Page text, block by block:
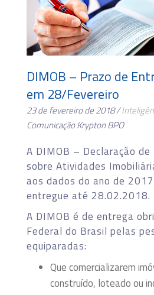
DIMOB – Prazo de
em 28/Fevereiro
23 de fevereiro de 2018 /
Comunicação Krypton BPO
A DIMOB – Declaração
sobre Atividades
aos dados do ano de
entregue até 28.02.2018.
A DIMOB é de entrega
Federal do Brasil pelas
equiparadas:
Que comercializarem
construído, loteado ou